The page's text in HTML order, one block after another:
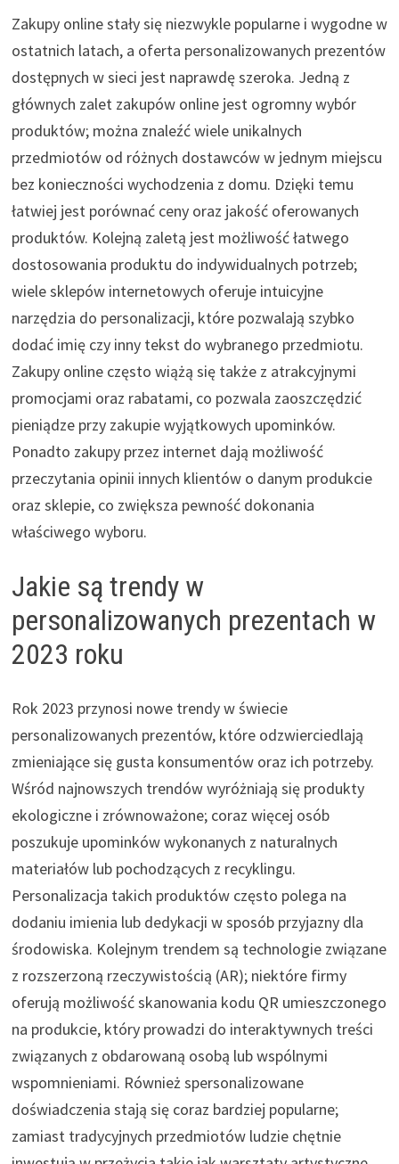
Zakupy online stały się niezwykle popularne i wygodne w
ostatnich latach, a oferta personalizowanych prezentów
dostępnych w sieci jest naprawdę szeroka. Jedną z
głównych zalet zakupów online jest ogromny wybór
produktów; można znaleźć wiele unikalnych
przedmiotów od różnych dostawców w jednym miejscu
bez konieczności wychodzenia z domu. Dzięki temu
łatwiej jest porównać ceny oraz jakość oferowanych
produktów. Kolejną zaletą jest możliwość łatwego
dostosowania produktu do indywidualnych potrzeb;
wiele sklepów internetowych oferuje intuicyjne
narzędzia do personalizacji, które pozwalają szybko
dodać imię czy inny tekst do wybranego przedmiotu.
Zakupy online często wiążą się także z atrakcyjnymi
promocjami oraz rabatami, co pozwala zaoszczędzić
pieniądze przy zakupie wyjątkowych upominków.
Ponadto zakupy przez internet dają możliwość
przeczytania opinii innych klientów o danym produkcie
oraz sklepie, co zwiększa pewność dokonania
właściwego wyboru.
Jakie są trendy w
personalizowanych prezentach w
2023 roku
Rok 2023 przynosi nowe trendy w świecie
personalizowanych prezentów, które odzwierciedlają
zmieniające się gusta konsumentów oraz ich potrzeby.
Wśród najnowszych trendów wyróżniają się produkty
ekologiczne i zrównoważone; coraz więcej osób
poszukuje upominków wykonanych z naturalnych
materiałów lub pochodzących z recyklingu.
Personalizacja takich produktów często polega na
dodaniu imienia lub dedykacji w sposób przyjazny dla
środowiska. Kolejnym trendem są technologie związane
z rozszerzoną rzeczywistością (AR); niektóre firmy
oferują możliwość skanowania kodu QR umieszczonego
na produkcie, który prowadzi do interaktywnych treści
związanych z obdarowaną osobą lub wspólnymi
wspomnieniami. Również spersonalizowane
doświadczenia stają się coraz bardziej popularne;
zamiast tradycyjnych przedmiotów ludzie chętnie